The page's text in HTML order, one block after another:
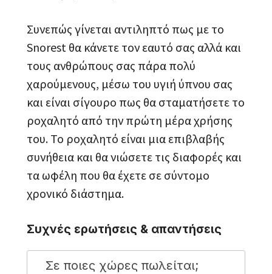
Συνεπώς γίνεται αντιληπτό πως με το
Snorest θα κάνετε τον εαυτό σας αλλά και
τους ανθρώπους σας πάρα πολύ
χαρούμενους, μέσω του υγιή ύπνου σας
και είναι σίγουρο πως θα σταματήσετε το
ροχαλητό από την πρώτη μέρα χρήσης
του. Το ροχαλητό είναι μια επιβλαβής
συνήθεια και θα νιώσετε τις διαφορές και
τα ωφέλη που θα έχετε σε σύντομο
χρονικό διάστημα.
Συχνές ερωτήσεις & απαντήσεις
Σε ποιες χώρες πωλείται;